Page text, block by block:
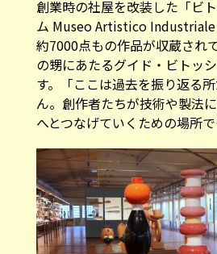
ム Museo Artistico
約7000点もの作品が収蔵され
の甥にあたるグイド・ビトッ
す。「ここは過去を振り返る
ん。創作者たちが技術や製法
へとつなげていくための場所